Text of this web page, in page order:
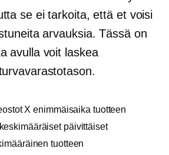
se ei tarkoita, että et voisi
arvauksia. Tässä on
avulla voit laskea
X enimmäisaika tuotteen
päivittäiset
tuotteen